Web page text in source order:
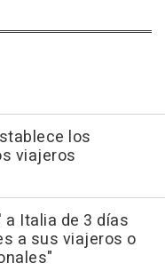
los
viajeros
Italia de 3 días
a sus viajeros o